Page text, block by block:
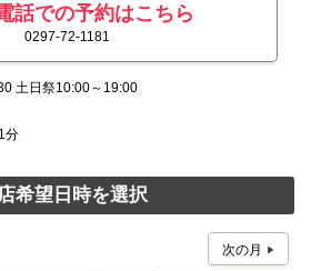
話での予約はこちら
0297-72-1181
土日祭10:00～19:00
分
希望日時を選択